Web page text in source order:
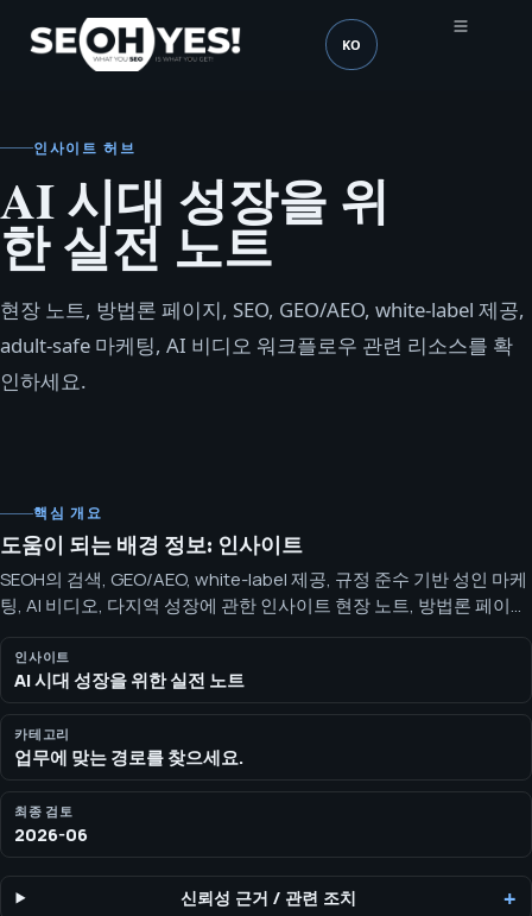
SEOH 언어 (mobile header)
KO
인사이트 허브
AI 시대 성장을 위
한 실전 노트
현장 노트, 방법론 페이지, SEO, GEO/AEO, white-label 제공,
adult-safe 마케팅, AI 비디오 워크플로우 관련 리소스를 확
인하세요.
핵심 개요
도움이 되는 배경 정보: 인사이트
SEOH의 검색, GEO/AEO, white-label 제공, 규정 준수 기반 성인 마케
팅, AI 비디오, 다지역 성장에 관한 인사이트 현장 노트, 방법론 페이
지, SEO, GEO/AEO, white-label 제공, adult-safe 마케팅, AI 비디오
워크플로우 관련 리소스를 확인하세요.
인사이트
AI 시대 성장을 위한 실전 노트
카테고리
업무에 맞는 경로를 찾으세요.
최종 검토
2026-06
신뢰성 근거 / 관련 조치